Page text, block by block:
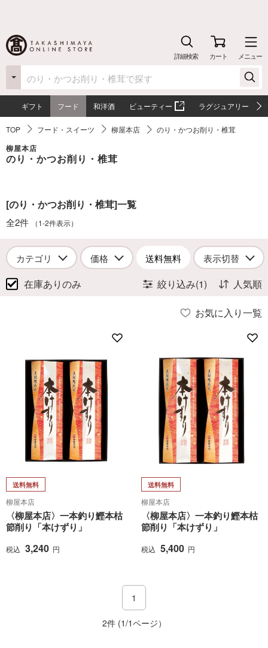
詳細検索 カート メニュー
ギフト フード 和洋酒 ビューティー ラグジュアリー
TOP フード・スイーツ 柳屋本店 のり・かつお削り・椎茸
柳屋本店
のり・かつお削り・椎茸
[のり・かつお削り・椎茸]一覧
全2件 （1-2件表示）
カテゴリ 価格 送料無料 表示切替
在庫ありのみ 絞り込み(1) 人気順
お気に入り一覧
送料無料
柳屋本店
〈柳屋本店〉一本釣り鰹本枯
節削り「本けずり」
税込 3,240 円
送料無料
柳屋本店
〈柳屋本店〉一本釣り鰹本枯
節削り「本けずり」
税込 5,400 円
1
2件 (1/1ページ）